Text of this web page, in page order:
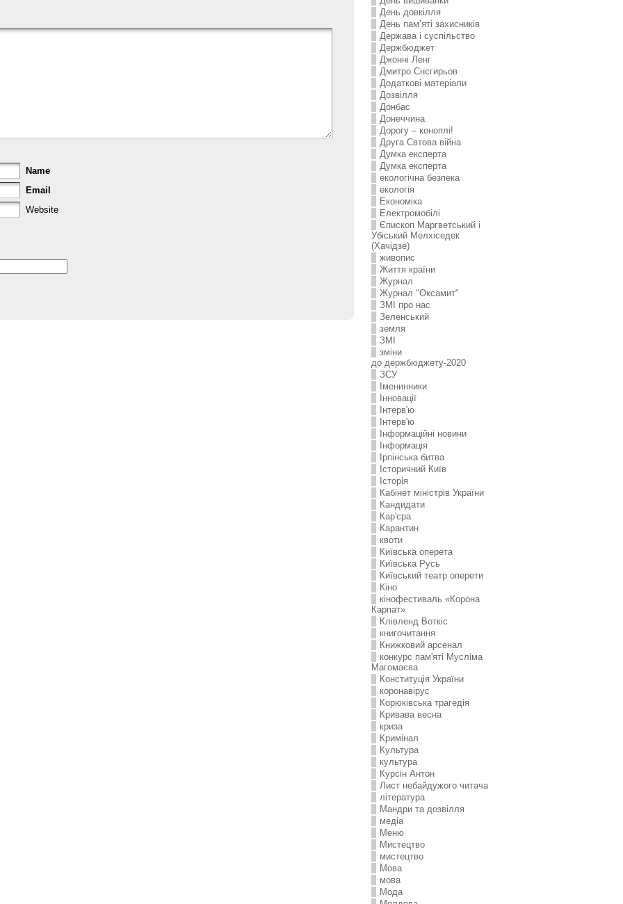
Name
Email
Website
День довкілля
День пам’яті захисників
Держава і суспільство
Держбюджет
Джонні Ленг
Дмитро Снєгирьов
Додаткові матеріали
Дозвілля
Донбас
Донеччина
Дорогу – коноплі!
Друга Свтова війна
Думка експерта
Думка експерта
екологічна безпека
екологія
Економіка
Електромобілі
Єпископ Маргветський і
Убіський Мелхіседек
(Хачідзе)
живопис
Життя країни
Журнал
Журнал "Оксамит"
ЗMI про нас
Зеленський
земля
ЗМІ
зміни
до держбюджету-2020
ЗСУ
Іменинники
Інновації
Інтерв'ю
Інтерв'ю
Інформаційні новини
Інформація
Ірпінська битва
Історичний Київ
Історія
Кабінет міністрів України
Кандидати
Кар'єра
Карантин
квоти
Київська оперета
Київська Русь
Київський театр оперети
Кіно
кінофестиваль «Корона
Карпат»
Клівленд Воткіс
книгочитання
Книжковий арсенал
конкурс пам'яті Мусліма
Магомаєва
Конституція України
коронавірус
Корюківська трагедія
Кривава весна
криза
Кримінал
Культура
культура
Курсін Антон
Лист небайдужого читача
література
Мандри та дозвілля
медіа
Меню
Мистецтво
мистецтво
Мова
мова
Мода